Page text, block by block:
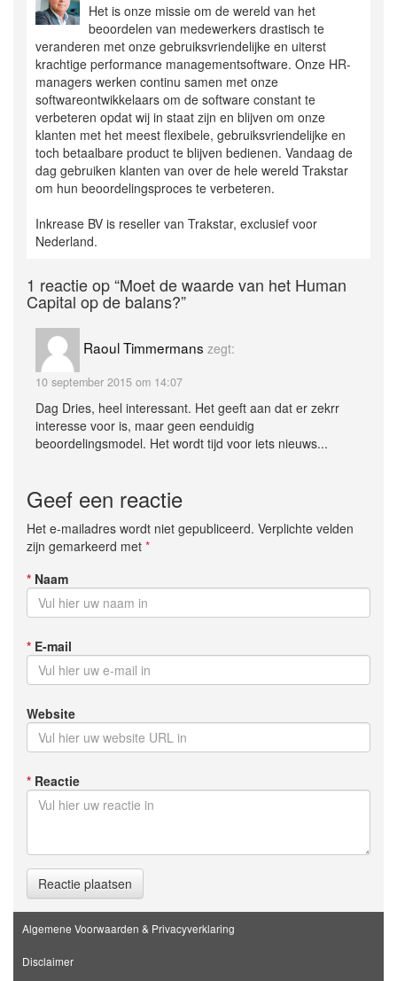
Het is onze missie om de wereld van het
beoordelen van medewerkers drastisch te
veranderen met onze gebruiksvriendelijke en uiterst
krachtige performance managementsoftware. Onze HR-
managers werken continu samen met onze
softwareontwikkelaars om de software constant te
verbeteren opdat wij in staat zijn en blijven om onze
klanten met het meest flexibele, gebruiksvriendelijke en
toch betaalbare product te blijven bedienen. Vandaag de
dag gebruiken klanten van over de hele wereld Trakstar
om hun beoordelingsproces te verbeteren.
Inkrease BV is reseller van Trakstar, exclusief voor
Nederland.
1 reactie op“Moet de waarde van het Human
Capital op de balans?”
Raoul Timmermans zegt:
10 september 2015 om 14:07
Dag Dries, heel interessant. Het geeft aan dat er zekrr
interesse voor is, maar geen eenduidig
beoordelingsmodel. Het wordt tijd voor iets nieuws...
Geef een reactie
Het e-mailadres wordt niet gepubliceerd. Verplichte velden
zijn gemarkeerd met *
* Naam
* E-mail
Website
* Reactie
Reactie plaatsen
Algemene Voorwaarden & Privacyverklaring
Disclaimer